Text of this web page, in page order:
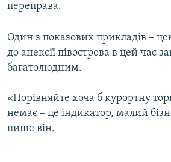
переправа.
Один з показових прикладів –
до анексії півострова в цей час
багатолюдним.
«Порівняйте хоча б курортну
немає – це індикатор, малий
пише він.